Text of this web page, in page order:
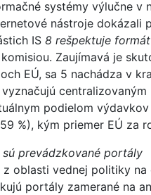
systémy výlučne v
nástroje dokázali
IS 8 rešpektuje formát
Zaujímavá je
EÚ, sa 5 nachádza v
podielom
%), kým priemer EÚ za
sú prevádzkované portály
z oblasti vednej politiky
portály zamerané na